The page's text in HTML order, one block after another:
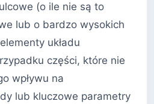
(o ile nie są to
lub o bardzo wysokich
układu
części, które nie
wpływu na
lub kluczowe parametry